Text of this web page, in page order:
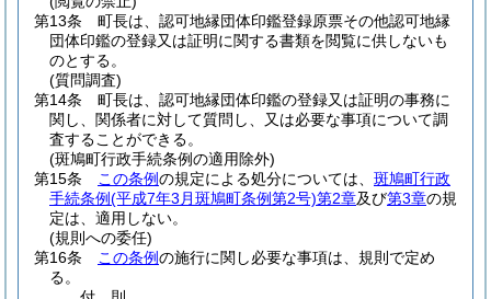
第13条
町長は、認可地縁団体印鑑登録原票その他認可地縁
団体印鑑の登録又は証明に関する書類を閲覧に供しないも
のとする。
(質問調査)
第14条
町長は、認可地縁団体印鑑の登録又は証明の事務に
関し、関係者に対して質問し、又は必要な事項について調
査することができる。
(斑鳩町行政手続条例の適用除外)
第15条
この条例の規定による処分については、 斑鳩町行政
手続条例(平成7年3月斑鳩町条例第2号)第2章及び第3章の規
定は、適用しない。
(規則への委任)
第16条
この条例の施行に関し必要な事項は、規則で定め
る。